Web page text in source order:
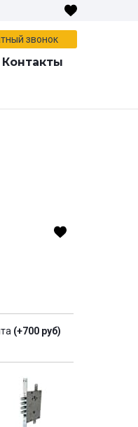
звонок
Контакты
(+700 руб)